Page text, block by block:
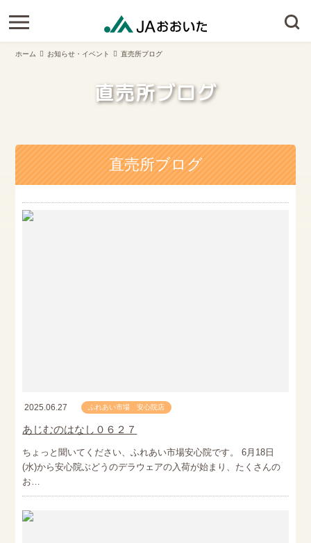
ホーム お知らせ・イベント 直売所ブログ
直売所ブログ
直売所ブログ
2025.06.27 ふれあい市場 安心院店
あじむのはなし０６２７
ちょっと聞いてください、ふれあい市場安心院です。 6月18日
(水)から安心院ぶどうのデラウェアの入荷が始まり、たくさんの
お…